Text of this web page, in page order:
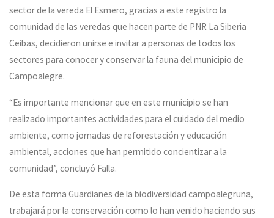
sector de la vereda El Esmero, gracias a este registro la
comunidad de las veredas que hacen parte de PNR La Siberia
Ceibas, decidieron unirse e invitar a personas de todos los
sectores para conocer y conservar la fauna del municipio de
Campoalegre.
“Es importante mencionar que en este municipio se han
realizado importantes actividades para el cuidado del medio
ambiente, como jornadas de reforestación y educación
ambiental, acciones que han permitido concientizar a la
comunidad”, concluyó Falla.
De esta forma Guardianes de la biodiversidad campoalegruna,
trabajará por la conservación como lo han venido haciendo sus